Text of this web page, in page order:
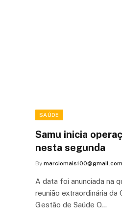
SAÚDE
Samu inicia
nesta segunda
By marciomais100@gmail.com
A data foi anunciada na
reunião extraordinária da
Gestão de Saúde O…